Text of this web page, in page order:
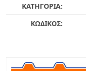
ΚΑΤΗΓΟΡΙΑ:
ΚΩΔΙΚΟΣ: